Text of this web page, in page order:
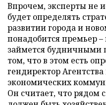
Впрочем, эксперты не
будет определять
развитии города и
понадобится премьер
займется будничными
том, что в этом есть
гендиректор
экономических
Он считает, что рядом